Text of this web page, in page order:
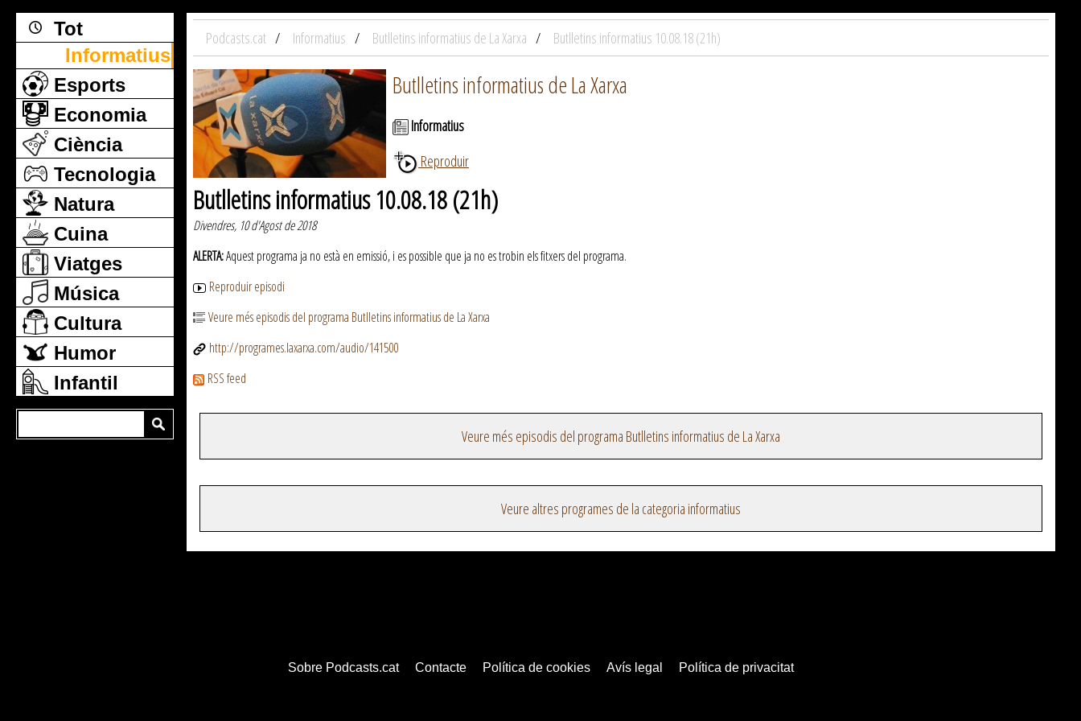
Tot
Informatius
Esports
Economia
Ciència
Tecnologia
Natura
Cuina
Viatges
Música
Cultura
Humor
Infantil
Podcasts.cat Informatius Butlletins informatius de La Xarxa Butlletins informatius 10.08.18 (21h)
Butlletins informatius de La Xarxa
Informatius
Reproduir
Butlletins informatius 10.08.18 (21h)
Divendres, 10 d'Agost de 2018
ALERTA:Aquest programa ja no està en emissió, i es possible que ja no es trobin els fitxers del programa.
Reproduir episodi
Veure més episodis del programa Butlletins informatius de La Xarxa
http://programes.laxarxa.com/audio/141500
RSS feed
Veure més episodis del programa Butlletins informatius de La Xarxa
Veure altres programes de la categoria informatius
Sobre Podcasts.cat Contacte Política de cookies Avís legal Política de privacitat